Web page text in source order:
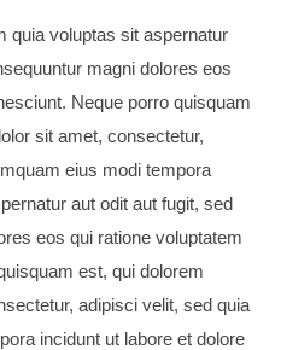
quia voluptas sit aspernatur
magni dolores eos
Neque porro quisquam
sit amet, consectetur,
eius modi tempora
aut odit aut fugit, sed
eos qui ratione voluptatem
est, qui dolorem
adipisci velit, sed quia
incidunt ut labore et dolore